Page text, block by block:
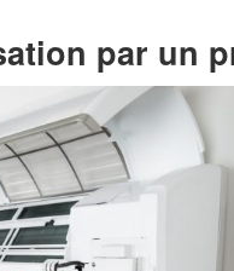
par un